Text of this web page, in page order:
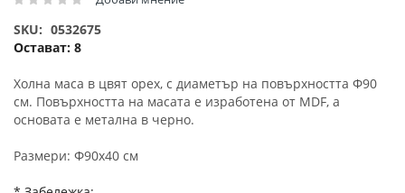
Рейтинг:
Остават: 8
SKU 0532675
Холна маса в цвят орех, с диаметър на повърхността Φ90
см. Повърхността на масата е изработена от MDF, а
основата е метална в черно.
Размери: Φ90x40 см
началото
на
галерия
снимки